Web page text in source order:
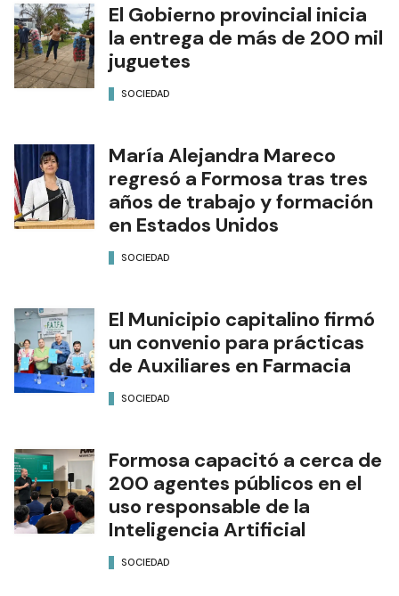
El Gobierno provincial inicia
la entrega de más de 200 mil
juguetes
SOCIEDAD
María Alejandra Mareco
regresó a Formosa tras tres
años de trabajo y formación
en Estados Unidos
SOCIEDAD
El Municipio capitalino firmó
un convenio para prácticas
de Auxiliares en Farmacia
SOCIEDAD
Formosa capacitó a cerca de
200 agentes públicos en el
uso responsable de la
Inteligencia Artificial
SOCIEDAD